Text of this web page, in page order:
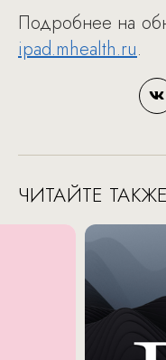
Подробнее на
ipad.mhealth.ru.
ЧИТАЙТЕ ТАКЖЕ